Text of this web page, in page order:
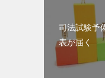
司法試験予
表が届く